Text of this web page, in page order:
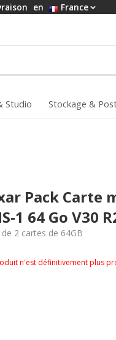
en France
Studio Stockage &
Pack Carte
1 64 Go V30
de 2 cartes de 64GB
n'est définitivement plus